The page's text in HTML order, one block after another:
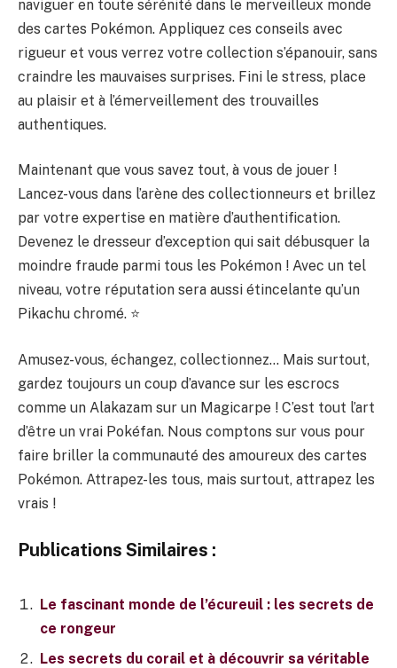
naviguer en toute sérénité dans le merveilleux monde
des cartes Pokémon. Appliquez ces conseils avec
rigueur et vous verrez votre collection s’épanouir, sans
craindre les mauvaises surprises. Fini le stress, place
au plaisir et à l’émerveillement des trouvailles
authentiques.
Maintenant que vous savez tout, à vous de jouer !
Lancez-vous dans l’arène des collectionneurs et brillez
par votre expertise en matière d’authentification.
Devenez le dresseur d’exception qui sait débusquer la
moindre fraude parmi tous les Pokémon ! Avec un tel
niveau, votre réputation sera aussi étincelante qu’un
Pikachu chromé. ⭐
Amusez-vous, échangez, collectionnez… Mais surtout,
gardez toujours un coup d’avance sur les escrocs
comme un Alakazam sur un Magicarpe ! C’est tout l’art
d’être un vrai Pokéfan. Nous comptons sur vous pour
faire briller la communauté des amoureux des cartes
Pokémon. Attrapez-les tous, mais surtout, attrapez les
vrais !
Publications Similaires :
Le fascinant monde de l’écureuil : les secrets de
ce rongeur
Les secrets du corail et à découvrir sa véritable